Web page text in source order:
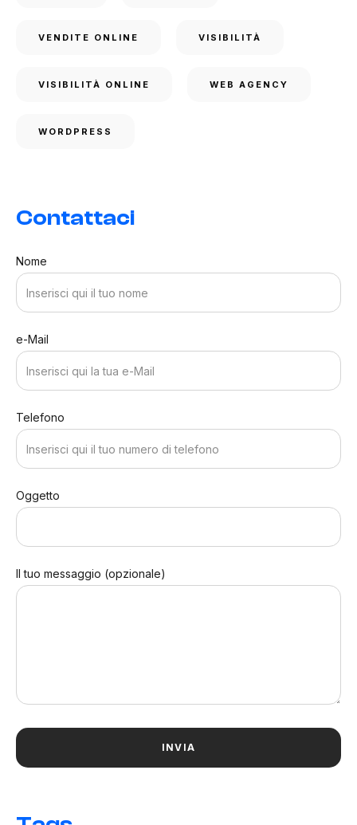
VENDITE ONLINE VISIBILITÀ
VISIBILITÀ ONLINE WEB AGENCY
WORDPRESS
Contattaci
Nome
e-Mail
Telefono
Oggetto
Il tuo messaggio (opzionale)